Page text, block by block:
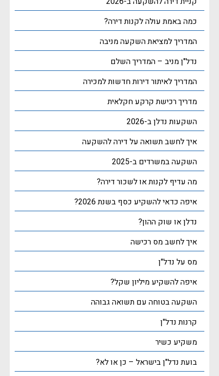
כמה באמת עולה לקנות דירה?
המדריך למציאת השקעה מניבה
נדל"ן מניב – המדריך השלם
המדריך לאיתור דירות חדשות למכירה
מדריך רכישת קרקע חקלאית
השקעות נדלן ב-2026
איך לחשב תשואה על דירה להשקעה
השקעה במשרדים ב-2025
מה עדיף לקנות או לשכור דירה?
איפה כדאי להשקיע כסף בשנת 2026?
נדלן או שוק ההון?
איך לחשב מס רכישה
מס על נדל"ן
איפה להשקיע מיליון שקל?
השקעה בטוחה עם תשואה גבוהה
קרנות נדל"ן
משקיע כשיר
בועת נדל"ן בישראל – כן או לא?